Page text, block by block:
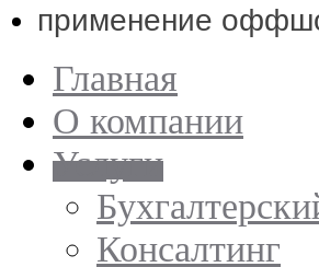
применение
Главная
О компании
Услуги
Консалтинг